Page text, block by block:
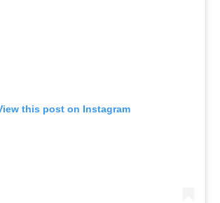
this post on Instagram